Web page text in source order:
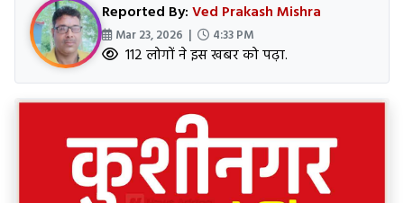
Reported By:Ved Prakash Mishra
Mar 23, 2026 | 4:33 PM
112 लोगों ने इस खबर को पढ़ा.